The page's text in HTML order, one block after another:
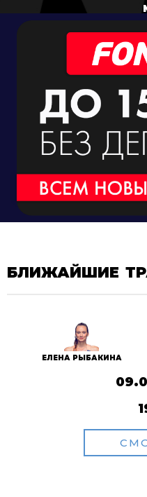
БЛИЖАЙШИЕ
ЕЛЕНА РЫБАКИНА